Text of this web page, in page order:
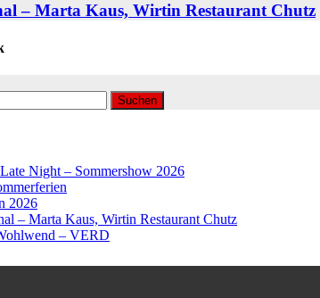
– Marta Kaus, Wirtin Restaurant Chutz
Night – Sommershow 2026
2026
– Marta Kaus, Wirtin Restaurant Chutz
– VERD